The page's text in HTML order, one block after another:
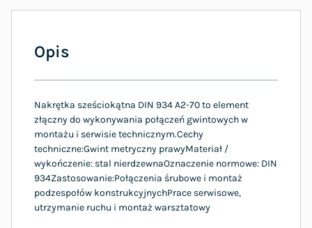
Opis
Nakrętka sześciokątna DIN 934 A2-70 to element
złączny do wykonywania połączeń gwintowych w
montażu i serwisie technicznym.Cechy
techniczne:Gwint metryczny prawyMateriał /
wykończenie: stal nierdzewnaOznaczenie normowe: DIN
934Zastosowanie:Połączenia śrubowe i montaż
podzespołów konstrukcyjnychPrace serwisowe,
utrzymanie ruchu i montaż warsztatowy